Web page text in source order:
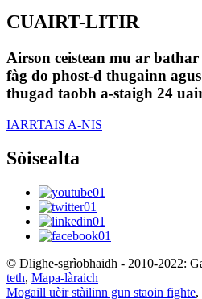
CUAIRT-LITIR
Airson ceistean mu ar
fàg do phost-d thugainn
thugad taobh a-staigh 24
IARRTAIS A-NIS
Sòisealta
© Dlighe-sgrìobhaidh - 2010-2022:
teth, Mapa-làraich
Mogaill uèir stàilinn gun staoin fighte,